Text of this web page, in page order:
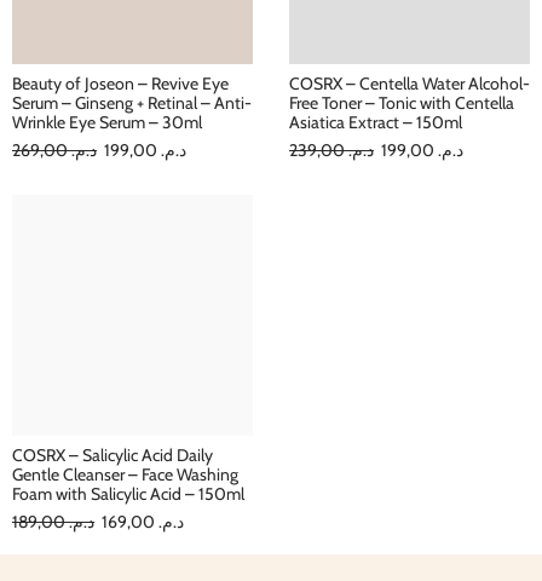
Beauty of Joseon – Revive Eye
Serum – Ginseng + Retinal – Anti-
Wrinkle Eye Serum – 30ml
د.م.269,00 د.م.
COSRX – Centella Water Alcohol-
Free Toner – Tonic with Centella
Asiatica Extract – 150ml
د.م.239,00 د.م.
COSRX – Salicylic Acid Daily
Gentle Cleanser – Face Washing
Foam with Salicylic Acid – 150ml
د.م.189,00 د.م.